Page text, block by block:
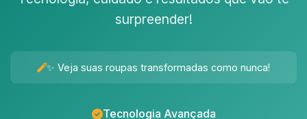
surpreender!
✨ Veja suas roupas transformadas como nunca!
Tecnologia Avançada